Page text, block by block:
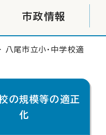
市政情報
八尾市立小・中学校適
の規模等の適正
化